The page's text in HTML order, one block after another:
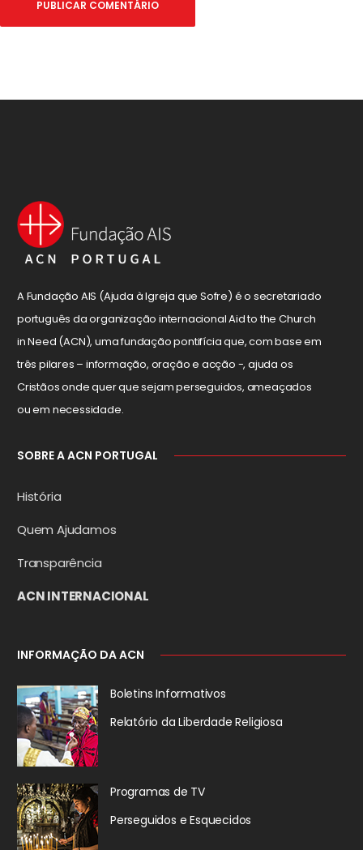
A Fundação AIS (Ajuda à Igreja que Sofre) é o secretariado
português da organização internacional Aid to the Church
in Need (ACN), uma fundação pontifícia que, com base em
três pilares – informação, oração e acção -, ajuda os
Cristãos onde quer que sejam perseguidos, ameaçados
ou em necessidade.
SOBRE A ACN PORTUGAL
História
Quem Ajudamos
Transparência
ACN INTERNACIONAL
INFORMAÇÃO DA ACN
Boletins Informativos
Relatório da Liberdade Religiosa
Programas de TV
Perseguidos e Esquecidos